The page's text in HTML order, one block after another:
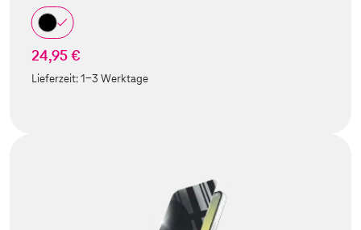
24,95 €
Lieferzeit:1-3 Werktage